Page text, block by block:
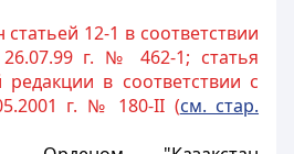
12-1 в соответствии
г. № 462-1; статья
в соответствии с
г. № 180-II (см. стар.